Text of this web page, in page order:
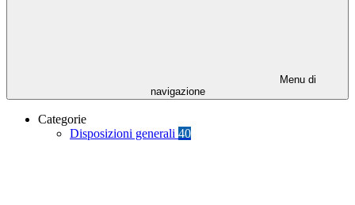
Menu di
navigazione
Categorie
Disposizioni generali 40